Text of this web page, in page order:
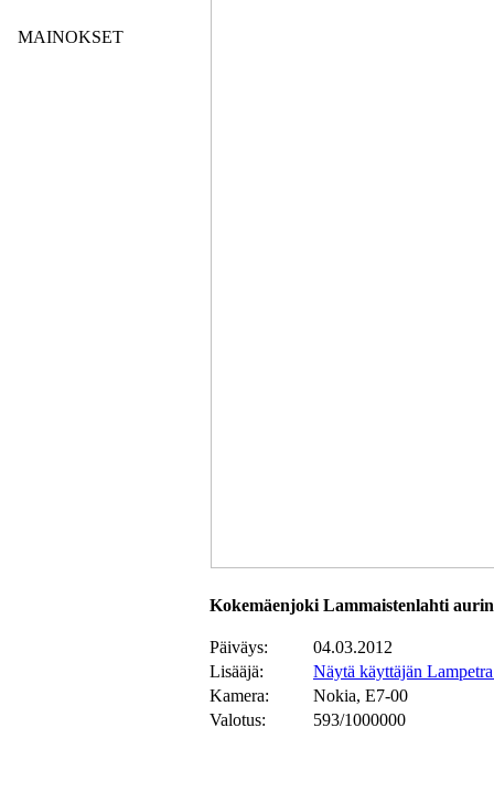
MAINOKSET
Kokemäenjoki Lammaistenlahti
Päiväys:
04.03.2012
Lisääjä:
Näytä käyttäjän
Kamera:
Nokia, E7-00
Valotus:
593/1000000